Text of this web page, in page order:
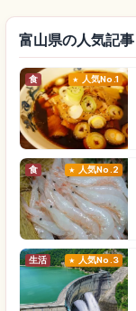
富山県の人気記事
食 人気No.1
食 人気No.2
生活 人気No.3